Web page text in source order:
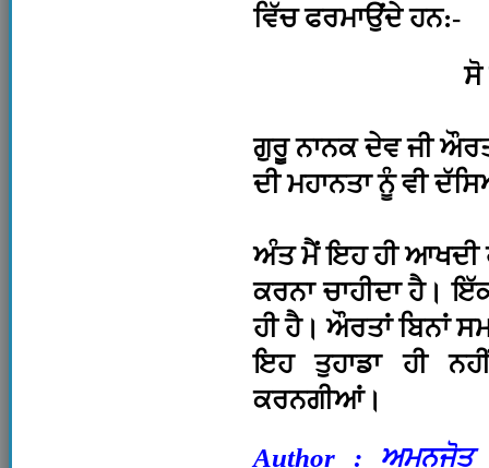
ਵਿੱਚ ਫਰਮਾਉਂਦੇ ਹਨ:-
ਸੋ
ਗੁਰੂ ਨਾਨਕ ਦੇਵ ਜੀ
ਦੀ ਮਹਾਨਤਾ ਨੂੰ ਵੀ
ਅੰਤ ਮੈਂ ਇਹ ਹੀ ਆਖਦੀ
ਕਰਨਾ ਚਾਹੀਦਾ ਹੈ।
ਹੀ ਹੈ। ਔਰਤਾਂ ਬਿਨਾਂ
ਇਹ ਤੁਹਾਡਾ ਹੀ
ਕਰਨਗੀਆਂ।
Author : ਅਮਨਜੋਤ